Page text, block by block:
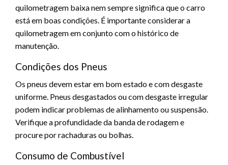
quilometragem baixa nem sempre significa que o carro
está em boas condições. É importante considerar a
quilometragem em conjunto com o histórico de
manutenção.
Condições dos Pneus
Os pneus devem estar em bom estado e com desgaste
uniforme. Pneus desgastados ou com desgaste irregular
podem indicar problemas de alinhamento ou suspensão.
Verifique a profundidade da banda de rodagem e
procure por rachaduras ou bolhas.
Consumo de Combustível